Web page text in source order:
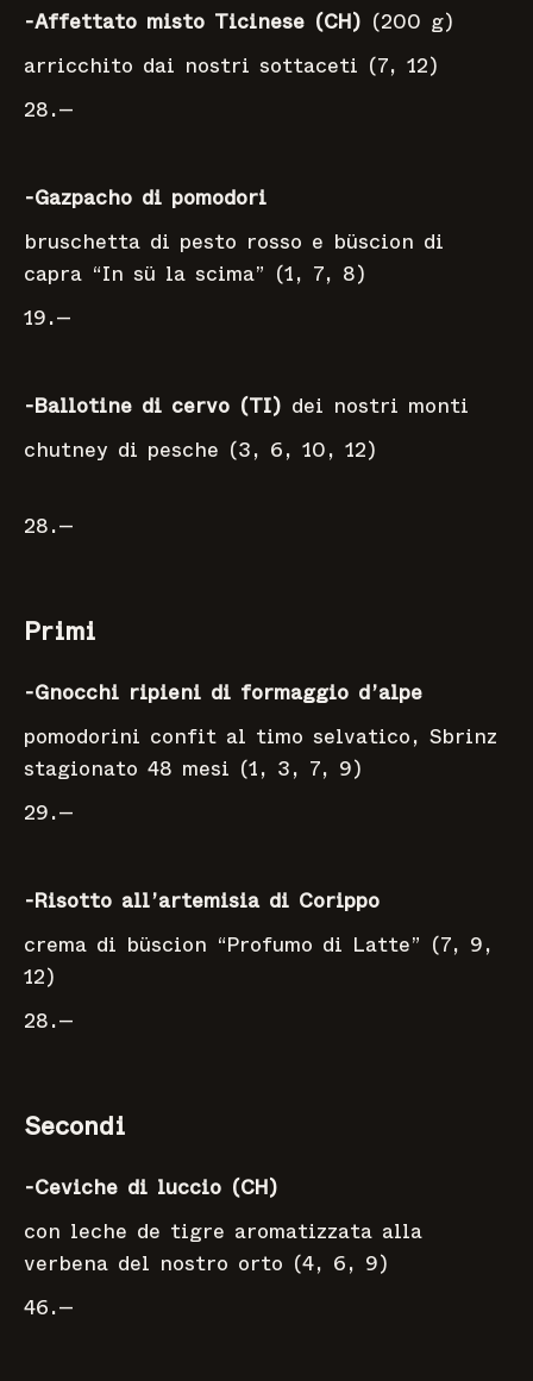
-Affettato misto Ticinese (CH) (200 g)
arricchito dai nostri sottaceti (7, 12)
28.—
-Gazpacho di pomodori
bruschetta di pesto rosso e büscion di
capra “In sü la scima” (1, 7, 8)
19.—
-Ballotine di cervo (TI) dei nostri monti
chutney di pesche (3, 6, 10, 12)
28.—
Primi
-Gnocchi ripieni di formaggio d’alpe
pomodorini confit al timo selvatico, Sbrinz
stagionato 48 mesi (1, 3, 7, 9)
29.—
-Risotto all’artemisia di Corippo
crema di büscion “Profumo di Latte” (7, 9,
12)
28.—
Secondi
-Ceviche di luccio (CH)
con leche de tigre aromatizzata alla
verbena del nostro orto (4, 6, 9)
46.—